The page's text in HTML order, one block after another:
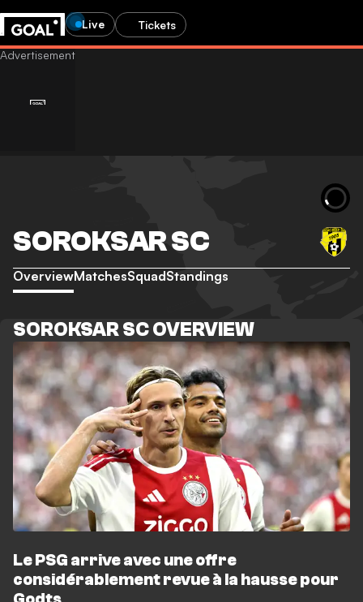
Live Tickets
SOROKSAR SC
OverviewMatchesSquadStandings
SOROKSAR SC OVERVIEW
Le PSG arrive avec une offre
considérablement revue à la hausse pour